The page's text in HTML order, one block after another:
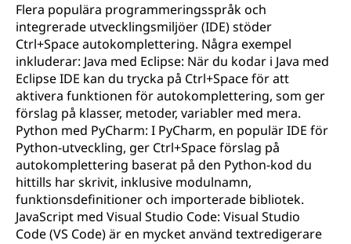
Flera populära programmeringsspråk och
integrerade utvecklingsmiljöer (IDE) stöder
Ctrl+Space autokomplettering. Några exempel
inkluderar: Java med Eclipse: När du kodar i Java med
Eclipse IDE kan du trycka på Ctrl+Space för att
aktivera funktionen för autokomplettering, som ger
förslag på klasser, metoder, variabler med mera.
Python med PyCharm: I PyCharm, en populär IDE för
Python-utveckling, ger Ctrl+Space förslag på
autokomplettering baserat på den Python-kod du
hittills har skrivit, inklusive modulnamn,
funktionsdefinitioner och importerade bibliotek.
JavaScript med Visual Studio Code: Visual Studio
Code (VS Code) är en mycket använd textredigerare